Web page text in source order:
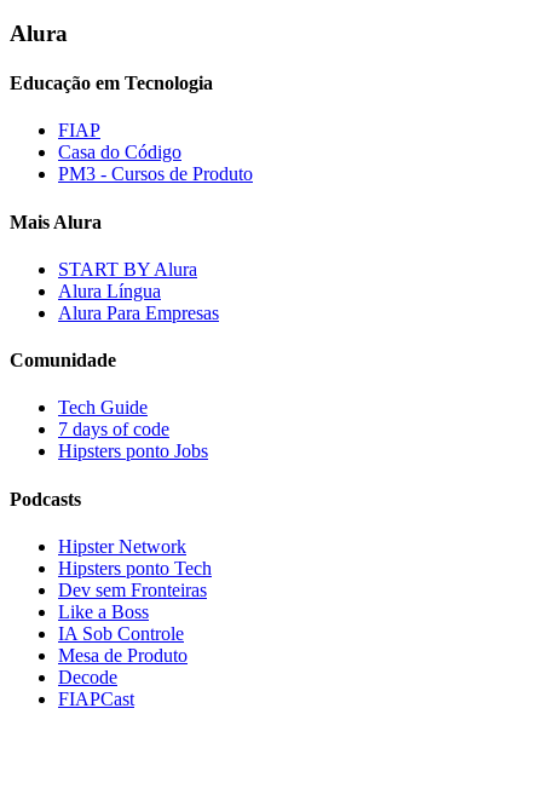
Alura
Educação em Tecnologia
FIAP
Casa do Código
PM3 - Cursos de Produto
Mais Alura
START BY Alura
Alura Língua
Alura Para Empresas
Comunidade
Tech Guide
7 days of code
Hipsters ponto Jobs
Podcasts
Hipster Network
Hipsters ponto Tech
Dev sem Fronteiras
Like a Boss
IA Sob Controle
Mesa de Produto
Decode
FIAPCast